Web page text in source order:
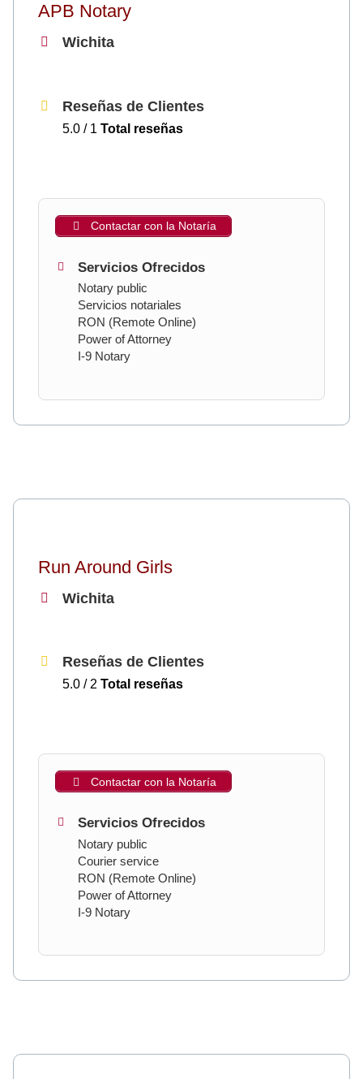
APB Notary
Wichita
Reseñas de Clientes
5.0 / 1 Total reseñas
Contactar con la Notaría
Servicios Ofrecidos
Notary public
Servicios notariales
RON (Remote Online)
Power of Attorney
I-9 Notary
Run Around Girls
Wichita
Reseñas de Clientes
5.0 / 2 Total reseñas
Contactar con la Notaría
Servicios Ofrecidos
Notary public
Courier service
RON (Remote Online)
Power of Attorney
I-9 Notary